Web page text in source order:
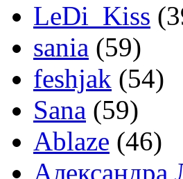
LeDi_Kiss
sania (59)
feshjak (54)
Sana (59)
Ablaze (46)
Александра